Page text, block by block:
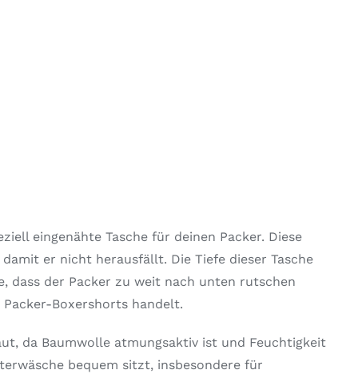
eingenähte Tasche für deinen Packer. Diese
er nicht herausfällt. Die Tiefe dieser Tasche
dass der Packer zu weit nach unten rutschen
Boxershorts handelt.
da Baumwolle atmungsaktiv ist und Feuchtigkeit
bequem sitzt, insbesondere für